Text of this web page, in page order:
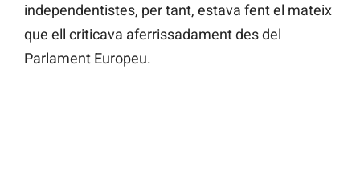
independentistes, per tant, estava fent el mateix
que ell criticava aferrissadament des del
Parlament Europeu.